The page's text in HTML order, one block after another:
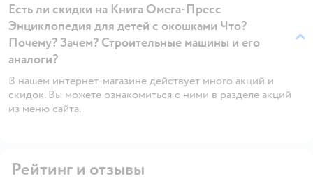
Есть ли скидки на Книга Омега-Пресс
Энциклопедия для детей с окошками Что?
Почему? Зачем? Строительные машины и его
аналоги?
В нашем интернет-магазине действует много акций и
скидок. Вы можете ознакомиться с ними в разделе акций
из меню сайта.
Рейтинг и отзывы